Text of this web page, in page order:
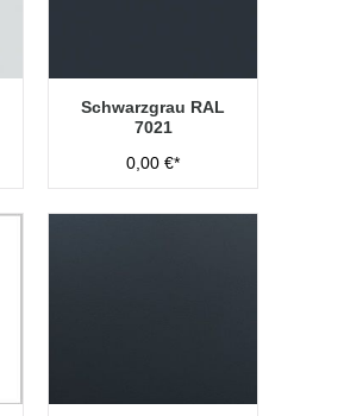
Schwarzgrau RAL
7021
0,00 €*